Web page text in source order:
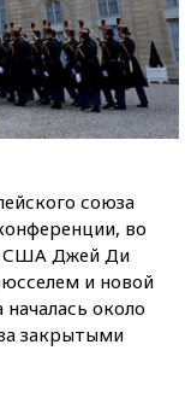
союза
во
США Джей Ди
и новой
около
закрытыми